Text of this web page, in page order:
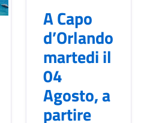
A Capo
d’Orlando
martedi il
04
Agosto, a
partire